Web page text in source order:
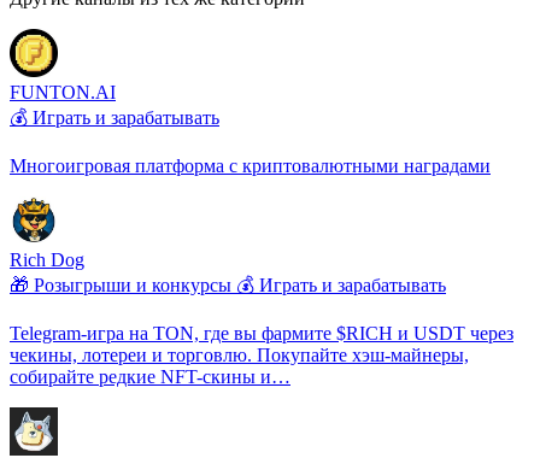
FUNTON.AI
💰 Играть и зарабатывать
Многоигровая платформа с криптовалютными наградами
Rich Dog
🎁 Розыгрыши и конкурсы 💰 Играть и зарабатывать
Telegram-игра на TON, где вы фармите $RICH и USDT через
чекины, лотереи и торговлю. Покупайте хэш-майнеры,
собирайте редкие NFT-скины и…